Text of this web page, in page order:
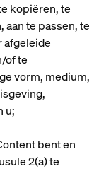
kopiëren, te
te passen, te
afgeleide
of te
vorm, medium,
u;
bent en
2(a) te